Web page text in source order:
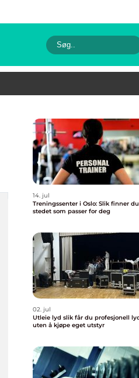
14. jul
Treningssenter i Oslo: Slik finner du
stedet som passer for deg
02. jul
Utleie lyd slik får du profesjonell lyd
uten å kjøpe eget utstyr